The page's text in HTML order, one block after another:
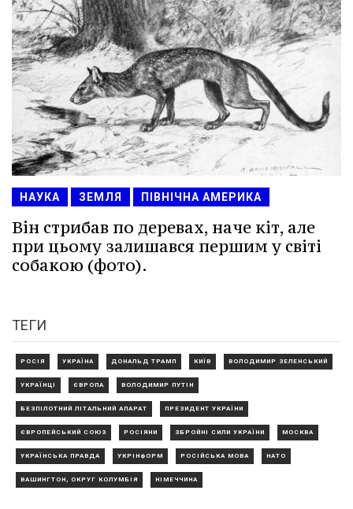
НАУКА ЗЕМЛЯ ПІВНІЧНА АМЕРИКА
Він стрибав по деревах, наче кіт, але
при цьому залишався першим у світі
собакою (фото).
ТЕГИ
РОСІЯ УКРАЇНА ДОНАЛЬД ТРАМП КИЇВ ВОЛОДИМИР ЗЕЛЕНСЬКИЙ
УКРАЇНЦІ ЄВРОПА ВОЛОДИМИР ПУТІН
БЕЗПІЛОТНИЙ ЛІТАЛЬНИЙ АПАРАТ ПРЕЗИДЕНТ УКРАЇНИ
ЄВРОПЕЙСЬКИЙ СОЮЗ РОСІЯНИ ЗБРОЙНІ СИЛИ УКРАЇНИ МОСКВА
УКРАЇНСЬКА ПРАВДА УКРІНФОРМ РОСІЙСЬКА МОВА НАТО
ВАШИНГТОН, ОКРУГ КОЛУМБІЯ НІМЕЧЧИНА